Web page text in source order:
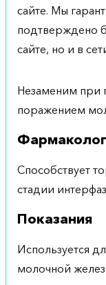
сайте. Мы
подтверждено
сайте, но и в
Незаменим при
поражением
Способствует
стадии
Показания
Используется
молочной